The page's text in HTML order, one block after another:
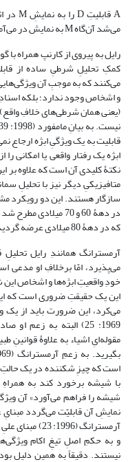
می‌شد آن‌گاه M به نمایش در می‌آمد.
کمکِ تحلیلِ شرطیِ ساده از
می‌کنند که به موجبِ آن ویژگی‌هایی
و اشخاص وجود ندارد؛ بلکه
(یعنی همان شرطی‌های خلافِ
قابلیت به یک ویژگیِ ابژه ارجاع
ابژه یک رفتار واقعی یا
نکتۀ کلیدی آن است که علاوه بر
متافیزیکیِ دیگر نیز با تحلیلِ
سازگار هستند. این دو رویکرد
در دهۀ 60 و 70 میلادی مطرح شد و کارکردگرایی
که در دهۀ 80 میلادی عرضه گردید.
آرمسترانگ همانندِ رایل
می‌پذیرد، امّا برخلافِ او مدعی
خودِ واقعیتِ ابژه‌ها و اشخاص
این یک حقیقتِ ضروری است که
می‌کرد، این ضرورت باید از یک
1969: 25) البته به زعم
مقوله‌ایِ اشیاء به علاوۀ
است که چیزِ شکننده در یک
با شیشه برخورد کند به
شیشه را فراهم می‌آورد» آن
نمایشِ آن قابلیّت می‌گردد
آرمسترانگ
و به حکمِ اصلِ تیغِ اکام